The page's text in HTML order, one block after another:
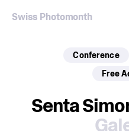
Swiss Photomonth
Conference
Free
Senta